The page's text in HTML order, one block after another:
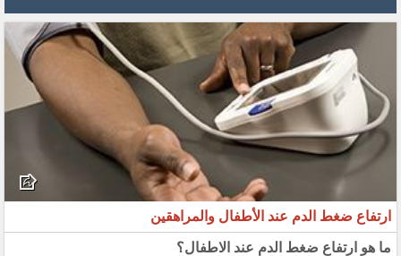
ارتفاع ضغط الدم عند الأطفال والمراهقين
ما هو ارتفاع ضغط الدم عند الاطفال؟